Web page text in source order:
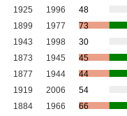
1925 1996
48
1899 1977
73
1943 1998
30
1873 1945
45
1877 1944
44
1919 2006
54
1884 1966
66